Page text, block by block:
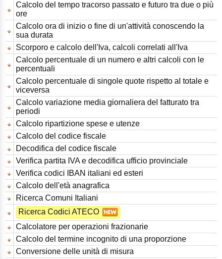
Calcolo del tempo tracorso passato e futuro tra due o più
ore
Calcolo ora di inizio o fine di un'attività conoscendo la
sua durata
Scorporo e calcolo dell'Iva, calcoli correlati all'Iva
Calcolo percentuale di un numero e altri calcoli con le
percentuali
Calcolo percentuale di singole quote rispetto al totale e
viceversa
Calcolo variazione media giornaliera del fatturato tra
periodi
Calcolo ripartizione spese e utenze
Calcolo del codice fiscale
Decodifica del codice fiscale
Verifica partita IVA e decodifica ufficio provinciale
Verifica codici IBAN italiani ed esteri
Calcolo dell'età anagrafica
Ricerca Comuni Italiani
Ricerca Codici ATECO
Calcolatore per operazioni frazionarie
Calcolo del termine incognito di una proporzione
Conversione delle unità di misura